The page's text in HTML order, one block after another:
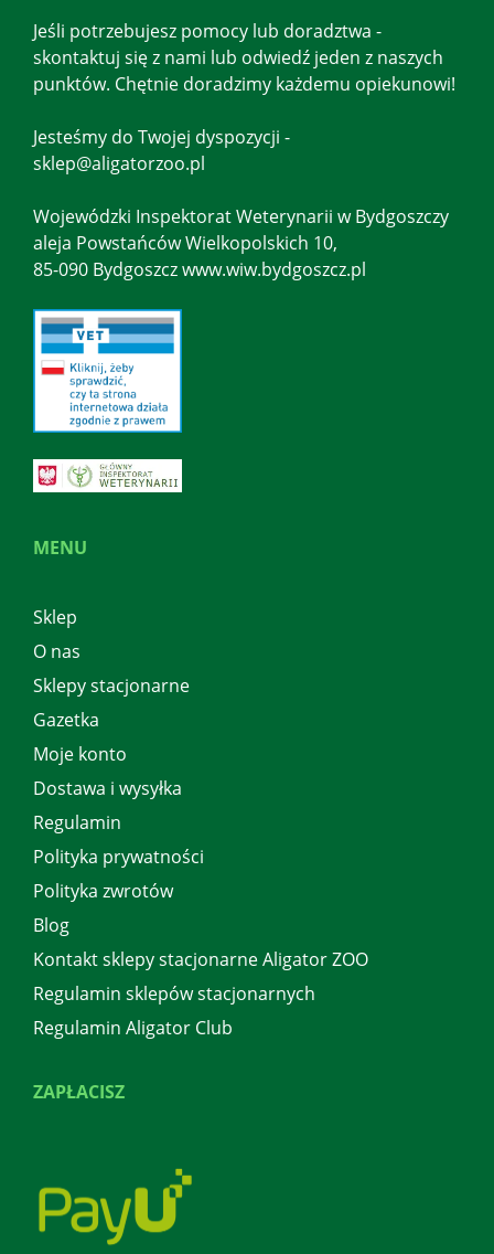
MENU
Sklep
O nas
Sklepy stacjonarne
Gazetka
Moje konto
Dostawa i wysyłka
Regulamin
Polityka prywatności
Polityka zwrotów
Blog
Kontakt sklepy stacjonarne Aligator ZOO
Regulamin sklepów stacjonarnych
Regulamin Aligator Club
ZAPŁACISZ
Jeśli potrzebujesz pomocy lub doradztwa -
skontaktuj się z nami lub odwiedź jeden z naszych
punktów. Chętnie doradzimy każdemu opiekunowi!
Jesteśmy do Twojej dyspozycji -
sklep@aligatorzoo.pl
Wojewódzki Inspektorat Weterynarii w Bydgoszczy
aleja Powstańców Wielkopolskich 10,
85-090 Bydgoszcz www.wiw.bydgoszcz.pl